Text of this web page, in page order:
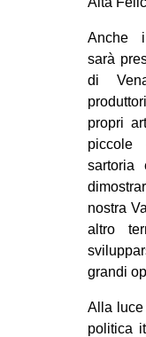
Anche
sarà
di
propri
piccole
sartoria
nostra
altro
grandi
Alla luce
politica